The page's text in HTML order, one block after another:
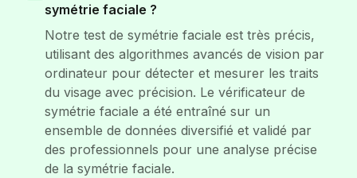
symétrie faciale ?
Notre test de symétrie faciale est très précis,
utilisant des algorithmes avancés de vision par
ordinateur pour détecter et mesurer les traits
du visage avec précision. Le vérificateur de
symétrie faciale a été entraîné sur un
ensemble de données diversifié et validé par
des professionnels pour une analyse précise
de la symétrie faciale.